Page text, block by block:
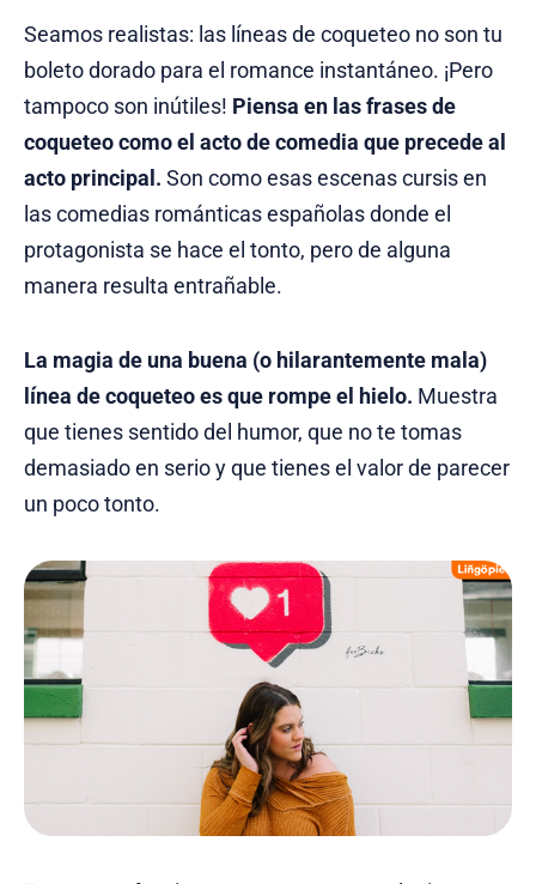
Seamos realistas: las líneas de coqueteo no son tu
boleto dorado para el romance instantáneo. ¡Pero
tampoco son inútiles! Piensa en las frases de
coqueteo como el acto de comedia que precede al
acto principal. Son como esas escenas cursis en
las comedias románticas españolas donde el
protagonista se hace el tonto, pero de alguna
manera resulta entrañable.
La magia de una buena (o hilarantemente mala)
línea de coqueteo es que rompe el hielo. Muestra
que tienes sentido del humor, que no te tomas
demasiado en serio y que tienes el valor de parecer
un poco tonto.